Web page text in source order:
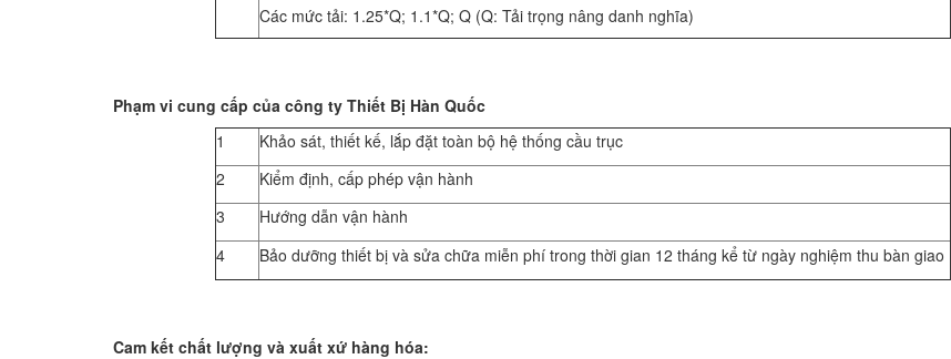
Các mức tải: 1.25*Q; 1.1*Q; Q (Q: Tải trọng nâng danh nghĩa)
Phạm vi cung cấp của công ty Thiết Bị Hàn Quốc
1
Khảo sát, thiết kế, lắp đặt toàn bộ hệ thống cầu trục
2
Kiểm định, cấp phép vận hành
3
Hướng dẫn vận hành
4
Bảo dưỡng thiết bị và sửa chữa miễn phí trong thời gian 12 tháng kể từ ngày nghiệm thu bàn giao
Cam kết chất lượng và xuất xứ hàng hóa: